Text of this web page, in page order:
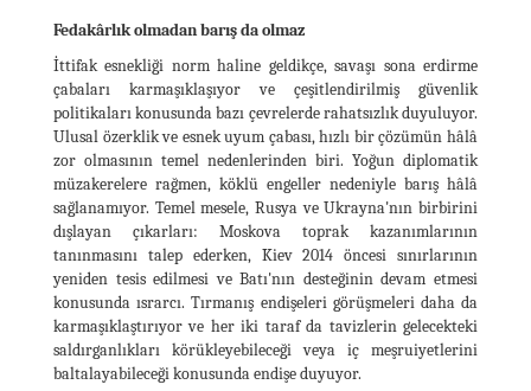
Fedakârlık olmadan barış da olmaz
İttifak esnekliği norm haline geldikçe, savaşı sona erdirme
çabaları karmaşıklaşıyor ve çeşitlendirilmiş güvenlik
politikaları konusunda bazı çevrelerde rahatsızlık duyuluyor.
Ulusal özerklik ve esnek uyum çabası, hızlı bir çözümün hâlâ
zor olmasının temel nedenlerinden biri. Yoğun diplomatik
müzakerelere rağmen, köklü engeller nedeniyle barış hâlâ
sağlanamıyor. Temel mesele, Rusya ve Ukrayna'nın birbirini
dışlayan çıkarları: Moskova toprak kazanımlarının
tanınmasını talep ederken, Kiev 2014 öncesi sınırlarının
yeniden tesis edilmesi ve Batı'nın desteğinin devam etmesi
konusunda ısrarcı. Tırmanış endişeleri görüşmeleri daha da
karmaşıklaştırıyor ve her iki taraf da tavizlerin gelecekteki
saldırganlıkları körükleyebileceği veya iç meşruiyetlerini
baltalayabileceği konusunda endişe duyuyor.